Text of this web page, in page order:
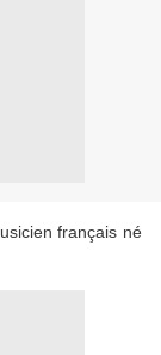
français né